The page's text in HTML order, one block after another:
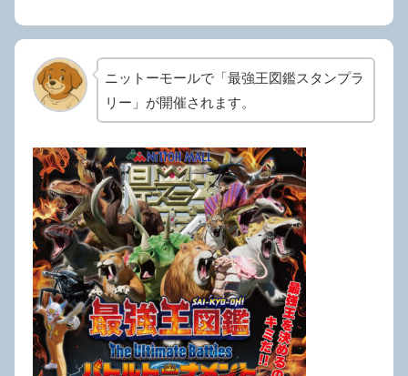
ニットーモールで「最強王図鑑スタンプラ
リー」が開催されます。